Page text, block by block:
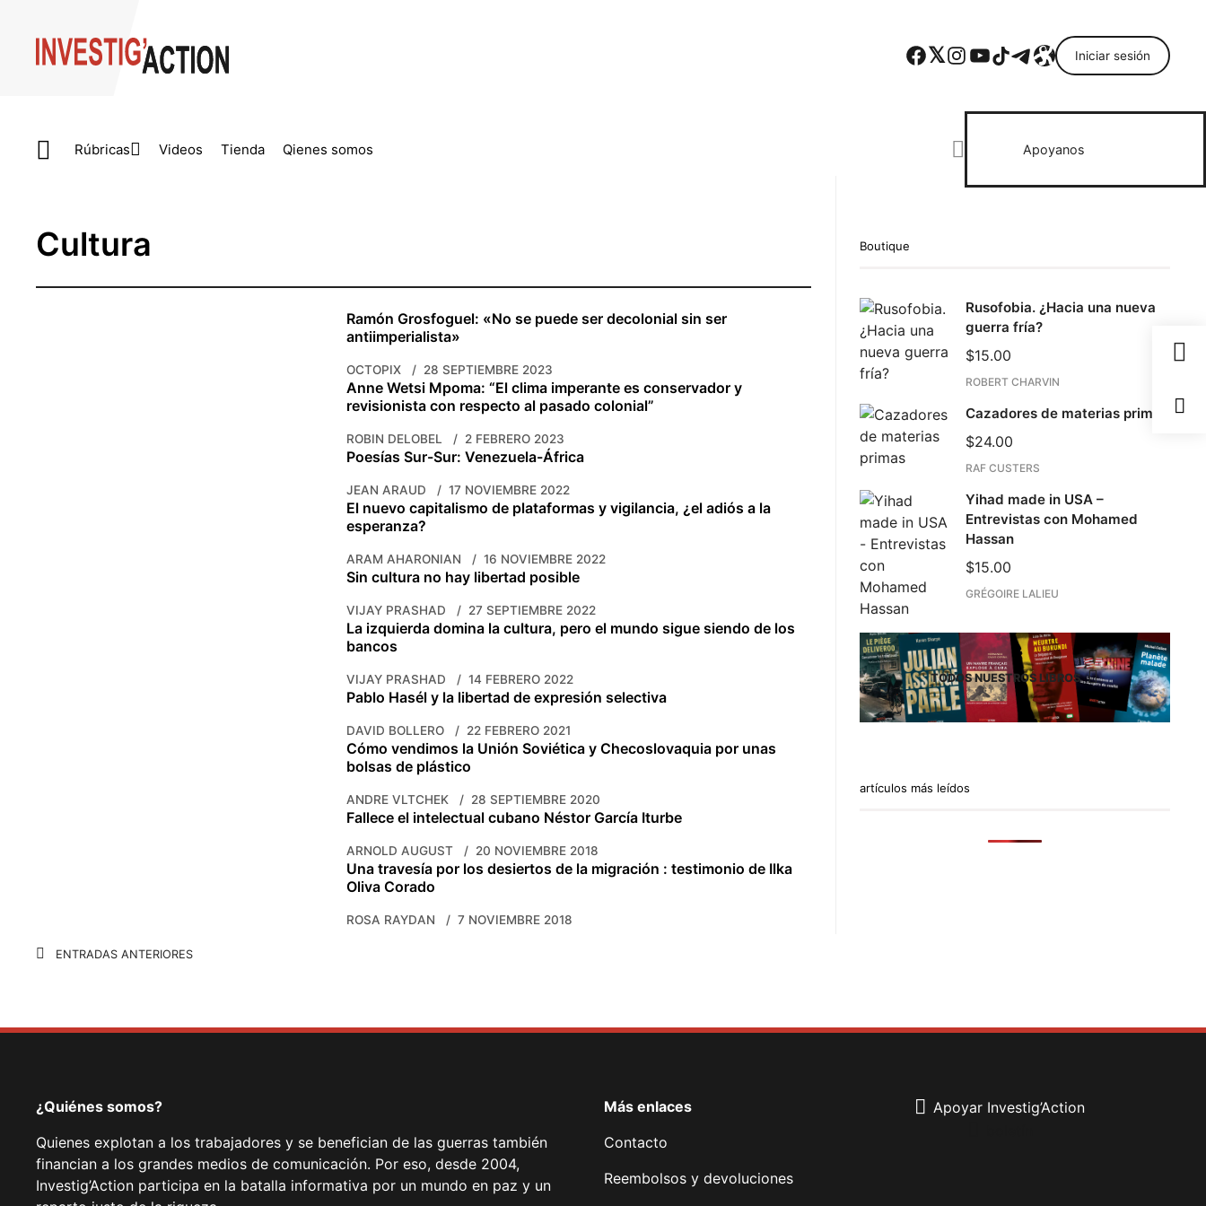
Facebook Twitter Instagram YouTube TikTok Telegram Enlace Iniciar sesión
Rúbricas Videos Tienda Qienes somos Apoyanos
Cultura
Ramón Grosfoguel: «No se puede ser decolonial sin ser
antiimperialista»
OCTOPIX 28 SEPTIEMBRE 2023
Anne Wetsi Mpoma: “El clima imperante es conservador y
revisionista con respecto al pasado colonial”
ROBIN DELOBEL 2 FEBRERO 2023
Poesías Sur-Sur: Venezuela-África
JEAN ARAUD 17 NOVIEMBRE 2022
El nuevo capitalismo de plataformas y vigilancia, ¿el adiós a la
esperanza?
ARAM AHARONIAN 16 NOVIEMBRE 2022
Sin cultura no hay libertad posible
VIJAY PRASHAD 27 SEPTIEMBRE 2022
La izquierda domina la cultura, pero el mundo sigue siendo de los
bancos
VIJAY PRASHAD 14 FEBRERO 2022
Pablo Hasél y la libertad de expresión selectiva
DAVID BOLLERO 22 FEBRERO 2021
Cómo vendimos la Unión Soviética y Checoslovaquia por unas
bolsas de plástico
ANDRE VLTCHEK 28 SEPTIEMBRE 2020
Fallece el intelectual cubano Néstor García Iturbe
ARNOLD AUGUST 20 NOVIEMBRE 2018
Una travesía por los desiertos de la migración : testimonio de Ilka
Oliva Corado
ROSA RAYDAN 7 NOVIEMBRE 2018
Navegación
entradas
ENTRADAS ANTERIORES
Boutique
Rusofobia. ¿Hacia una nueva
guerra fría?
$15.00
ROBERT CHARVIN
Cazadores de materias primas
$24.00
RAF CUSTERS
Yihad made in USA –
Entrevistas con Mohamed
Hassan
$15.00
GRÉGOIRE LALIEU
TODOS NUESTROS LIBROS
artículos más leídos
¿Quiénes somos?
Quienes explotan a los trabajadores y se benefician de las guerras también
financian a los grandes medios de comunicación. Por eso, desde 2004,
Investig’Action participa en la batalla informativa por un mundo en paz y un
Más enlaces
Contacto
Reembolsos y devoluciones
Apoyar Investig’Action